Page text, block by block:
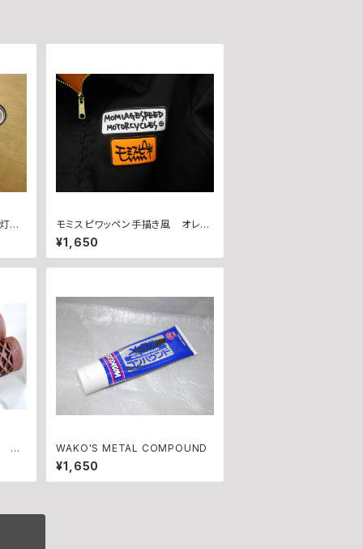
灯
モミスピワッペン手描き風 オレモ
ミセット
¥1,650
BR
WAKO'S METAL COMPOUND
¥1,650